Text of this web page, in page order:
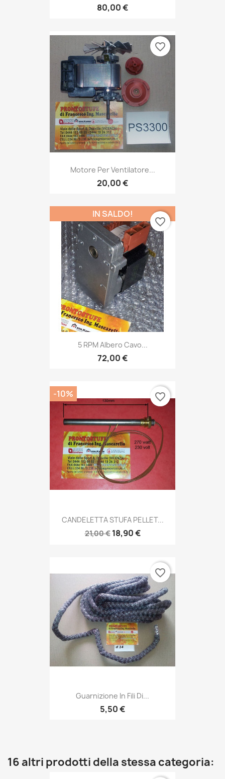
80,00 €
Motore Per Ventilatore...
20,00 €
favorite_border
5 RPM Albero Cavo...
72,00 €
IN SALDO!
favorite_border
CANDELETTA STUFA PELLET...
21,00 € 18,90 €
-10% favorite_border
Guarnizione In Fili Di...
5,50 €
favorite_border
16 altri prodotti della stessa categoria: